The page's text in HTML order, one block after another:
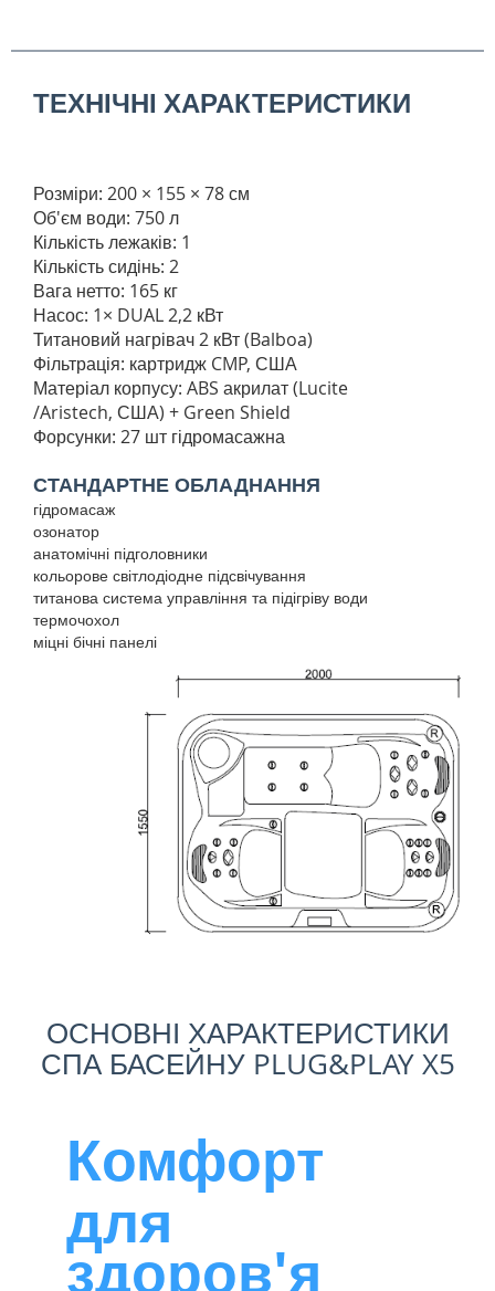
ТЕХНІЧНІ ХАРАКТЕРИСТИКИ
Розміри: 200 × 155 × 78 см
Об'єм води: 750 л
Кількість лежаків: 1
Кількість сидінь: 2
Вага нетто: 165 кг
Насос: 1× DUAL 2,2 кВт
Титановий нагрівач 2 кВт (Balboa)
Фільтрація: картридж CMP, США
Матеріал корпусу: ABS акрилат (Lucite
/Aristech, США) + Green Shield
Форсунки: 27 шт гідромасажна
СТАНДАРТНЕ ОБЛАДНАННЯ
гідромасаж
озонатор
анатомічні підголовники
кольорове світлодіодне підсвічування
титанова система управління та підігріву води
термочохол
міцні бічні панелі
ОСНОВНІ ХАРАКТЕРИСТИКИ
СПА БАСЕЙНУ PLUG&PLAY X5
Комфорт
для
здоров'я